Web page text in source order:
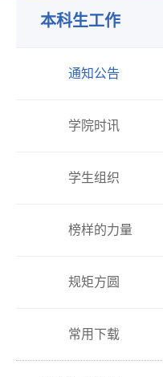
本科生工作
通知公告
学院时讯
学生组织
榜样的力量
规矩方圆
常用下载